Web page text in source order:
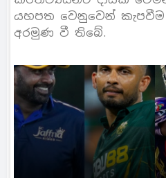
යහපත වෙනුවෙන් කැපවීම
අරමුණ වී තිබේ.